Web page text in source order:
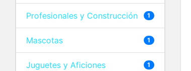
Profesionales y Construcción 1
Mascotas 1
Juguetes y Aficiones 1